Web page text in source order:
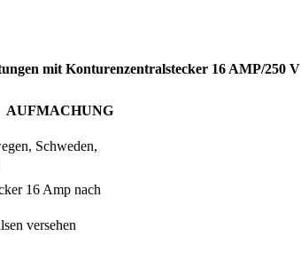
mit Konturenzentralstecker 16 AMP/250 V
AUFMACHUNG
Schweden,
16 Amp nach
versehen